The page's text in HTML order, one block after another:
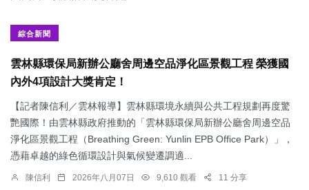
綜合新聞
雲林縣環保局新辦公廳舍周邊空品淨化區景觀工程 榮獲國
內外4項設計大獎肯定！
【記者陳信利／雲林報導】雲林縣環境永續與公共工程規劃再度驚
艷國際！由雲林縣政府推動的「雲林縣環保局新辦公廳舍周邊空品
淨化區景觀工程（Breathing Green: Yunlin EPB Office Park）」，
憑藉卓越的綠色循環設計與氣候變遷調適...
陳信利 2026年八月07日 9,610 觀看 11 分享